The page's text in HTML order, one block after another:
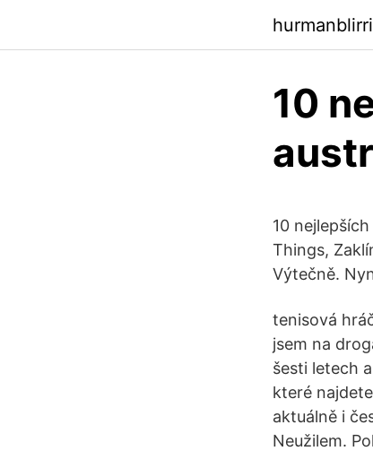
10
10
Things,
Výtečně.
tenisová
jsem na
šesti letech
které
aktuálně i
Neužilem.